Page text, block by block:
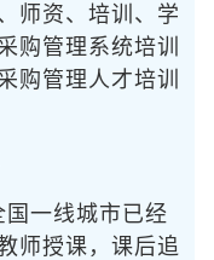
师资、培训、学
购管理系统培训
购管理人才培训
一线城市已经
师授课，课后追